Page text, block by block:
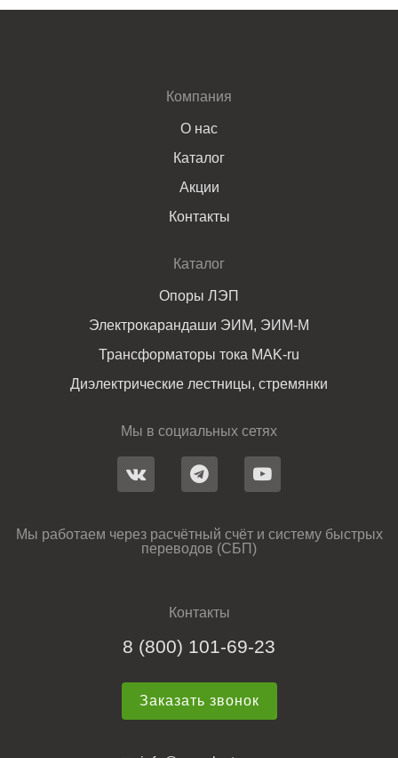
Компания
О нас
Каталог
Акции
Контакты
Каталог
Опоры ЛЭП
Электрокарандаши ЭИМ, ЭИМ-М
Трансформаторы тока MAK-ru
Диэлектрические лестницы, стремянки
Мы в социальных сетях
Мы работаем через расчётный счёт и систему быстрых
переводов (СБП)
Контакты
8 (800) 101-69-23
Заказать звонок